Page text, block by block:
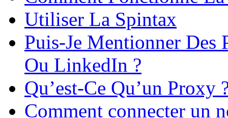
Utiliser La Spintax
Puis-Je Mentionner Des
Ou LinkedIn ?
Qu’est-Ce Qu’un Proxy
Comment connecter un